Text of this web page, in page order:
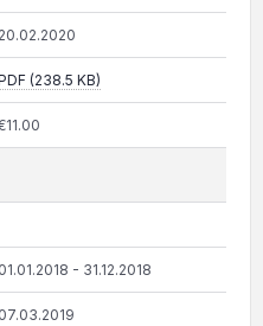
20.02.2020
(238.5 KB)
01.01.2018 - 31.12.2018
07.03.2019